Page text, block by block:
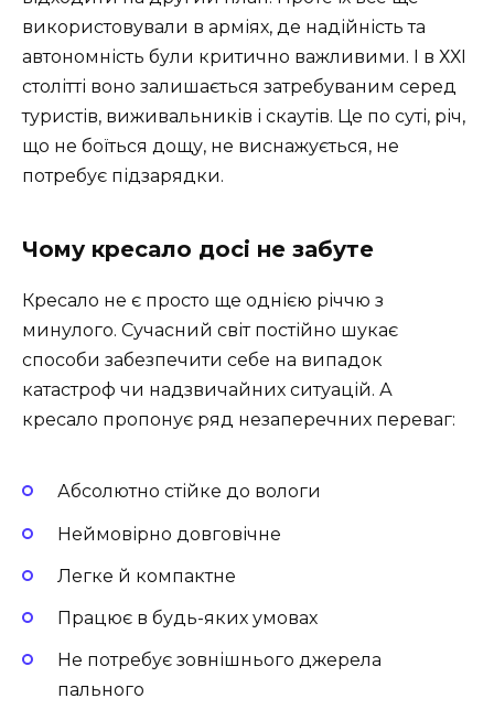
використовували в арміях, де надійність та
автономність були критично важливими. І в ХХІ
столітті воно залишається затребуваним серед
туристів, виживальників і скаутів. Це по суті, річ,
що не боїться дощу, не виснажується, не
потребує підзарядки.
Чому кресало досі не забуте
Кресало не є просто ще однією річчю з
минулого. Сучасний світ постійно шукає
способи забезпечити себе на випадок
катастроф чи надзвичайних ситуацій. А
кресало пропонує ряд незаперечних переваг:
Абсолютно стійке до вологи
Неймовірно довговічне
Легке й компактне
Працює в будь-яких умовах
Не потребує зовнішнього джерела
пального